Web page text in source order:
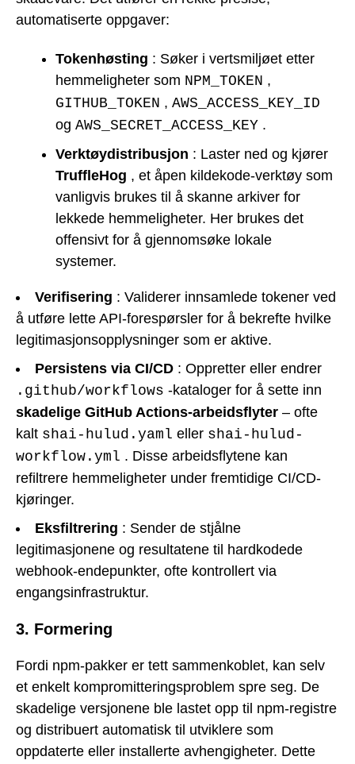
automatiserte oppgaver:
Tokenhøsting : Søker i vertsmiljøet etter
hemmeligheter som NPM_TOKEN ,
GITHUB_TOKEN , AWS_ACCESS_KEY_ID
og AWS_SECRET_ACCESS_KEY .
Verktøydistribusjon : Laster ned og kjører
TruffleHog , et åpen kildekode-verktøy som
vanligvis brukes til å skanne arkiver for
lekkede hemmeligheter. Her brukes det
offensivt for å gjennomsøke lokale
systemer.
Verifisering : Validerer innsamlede tokener ved
å utføre lette API-forespørsler for å bekrefte hvilke
legitimasjonsopplysninger som er aktive.
Persistens via CI/CD : Oppretter eller endrer
.github/workflows -kataloger for å sette inn
skadelige GitHub Actions-arbeidsflyter – ofte
kalt shai-hulud.yaml eller shai-hulud-
workflow.yml . Disse arbeidsflytene kan
refiltrere hemmeligheter under fremtidige CI/CD-
kjøringer.
Eksfiltrering : Sender de stjålne
legitimasjonene og resultatene til hardkodede
webhook-endepunkter, ofte kontrollert via
engangsinfrastruktur.
3. Formering
Fordi npm-pakker er tett sammenkoblet, kan selv
et enkelt kompromitteringsproblem spre seg. De
skadelige versjonene ble lastet opp til npm-registre
og distribuert automatisk til utviklere som
oppdaterte eller installerte avhengigheter. Dette